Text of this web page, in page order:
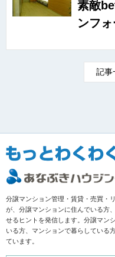
素敵
ンフ
記事
分譲マンション管理・賃貸・売買・
が、分譲マンションに住んでいる方
せるヒントを発信します。分譲マン
いる方、マンションで暮らしている
ています。